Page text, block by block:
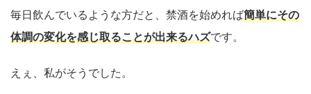
毎日飲んでいるような方だと、禁酒を始めれば簡単にその
体調の変化を感じ取ることが出来るハズです。
えぇ、私がそうでした。